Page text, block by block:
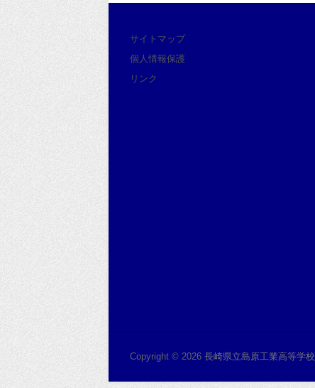
サイトマップ
個人情報保護
リンク
Copyright © 2026 長崎県立島原工業高等学校